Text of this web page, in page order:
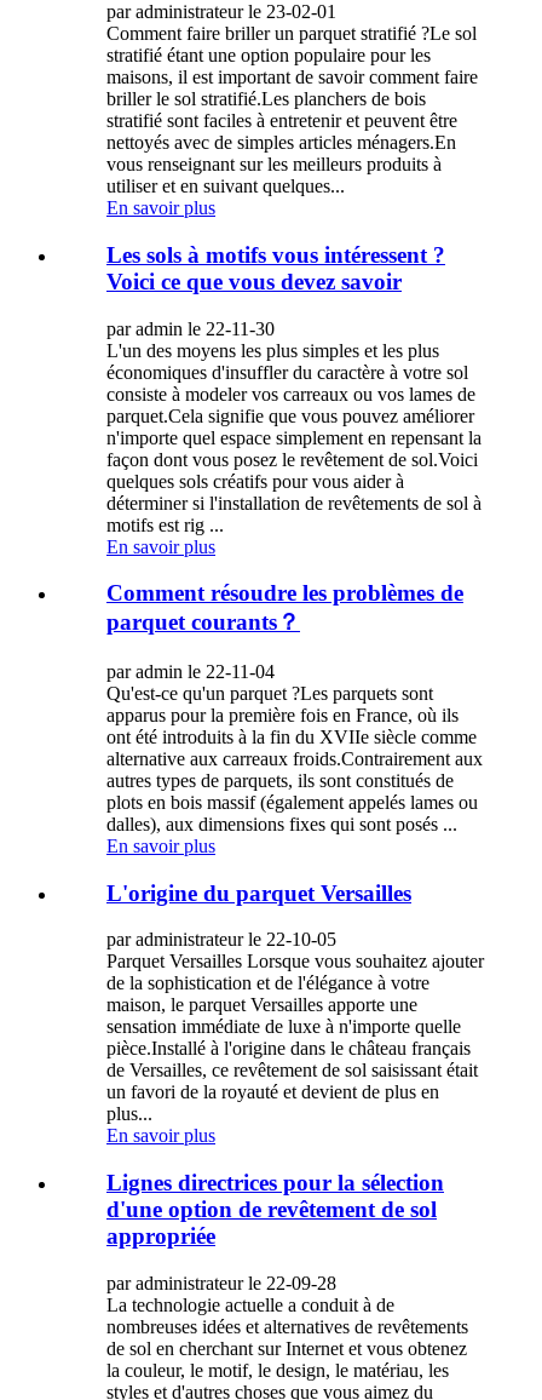
par administrateur le 23-02-01
Comment faire briller un parquet stratifié ?Le sol
stratifié étant une option populaire pour les
maisons, il est important de savoir comment faire
briller le sol stratifié.Les planchers de bois
stratifié sont faciles à entretenir et peuvent être
nettoyés avec de simples articles ménagers.En
vous renseignant sur les meilleurs produits à
utiliser et en suivant quelques...
En savoir plus
Les sols à motifs vous intéressent ?
Voici ce que vous devez savoir
par admin le 22-11-30
L'un des moyens les plus simples et les plus
économiques d'insuffler du caractère à votre sol
consiste à modeler vos carreaux ou vos lames de
parquet.Cela signifie que vous pouvez améliorer
n'importe quel espace simplement en repensant la
façon dont vous posez le revêtement de sol.Voici
quelques sols créatifs pour vous aider à
déterminer si l'installation de revêtements de sol à
motifs est rig ...
En savoir plus
Comment résoudre les problèmes de
parquet courants？
par admin le 22-11-04
Qu'est-ce qu'un parquet ?Les parquets sont
apparus pour la première fois en France, où ils
ont été introduits à la fin du XVIIe siècle comme
alternative aux carreaux froids.Contrairement aux
autres types de parquets, ils sont constitués de
plots en bois massif (également appelés lames ou
dalles), aux dimensions fixes qui sont posés ...
En savoir plus
L'origine du parquet Versailles
par administrateur le 22-10-05
Parquet Versailles Lorsque vous souhaitez ajouter
de la sophistication et de l'élégance à votre
maison, le parquet Versailles apporte une
sensation immédiate de luxe à n'importe quelle
pièce.Installé à l'origine dans le château français
de Versailles, ce revêtement de sol saisissant était
un favori de la royauté et devient de plus en
plus...
En savoir plus
Lignes directrices pour la sélection
d'une option de revêtement de sol
appropriée
par administrateur le 22-09-28
La technologie actuelle a conduit à de
nombreuses idées et alternatives de revêtements
de sol en cherchant sur Internet et vous obtenez
la couleur, le motif, le design, le matériau, les
styles et d'autres choses que vous aimez du